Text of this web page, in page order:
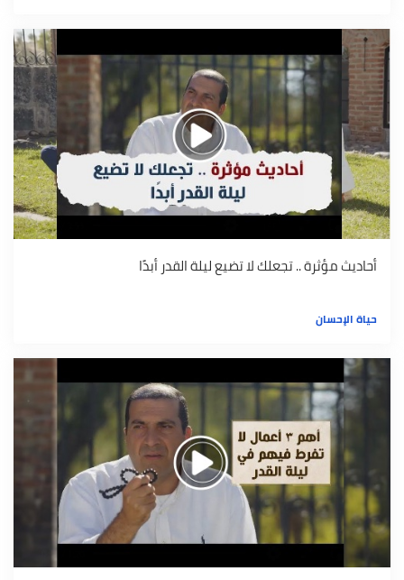
أحاديث مؤثرة .. تجعلك لا تضيع ليلة القدر أبدًا
حياة الإحسان